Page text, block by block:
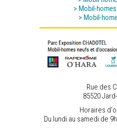
> Mobil-
> Mobil-
Rue des
85520
Horaires
Du lundi au samedi de